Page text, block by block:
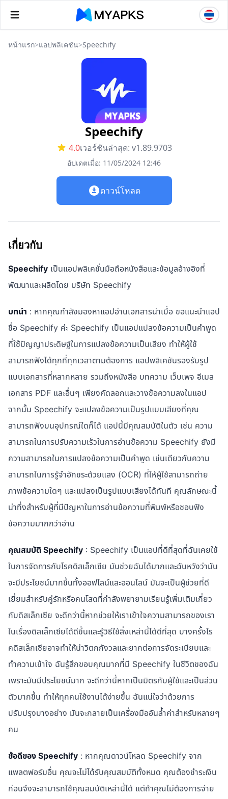
หน้าแรก>แอปพลิเคชัน>Speechify
Speechify
4.0เวอร์ชันล่าสุด: v1.89.9703
อัปเดตเมื่อ: 11/05/2024 12:46
ดาวน์โหลด
เกี่ยวกับ
Speechify เป็นแอปพลิเคชั่นมือถือหนังสือและข้อมูลอ้างอิงที่
พัฒนาและผลิตโดย บริษัท Speechify
บทนำ : หากคุณกำลังมองหาแอปอ่านเอกสารน่าเบื่อ ขอแนะนำแอป
ชื่อ Speechify ค่ะ Speechify เป็นแอปแปลงข้อความเป็นคำพูด
ที่ใช้ปัญญาประดิษฐ์ในการแปลงข้อความเป็นเสียง ทำให้ผู้ใช้
สามารถฟังได้ทุกที่ทุกเวลาตามต้องการ แอปพลิเคชันรองรับรูป
แบบเอกสารที่หลากหลาย รวมถึงหนังสือ บทความ เว็บเพจ อีเมล
เอกสาร PDF และอื่นๆ เพียงคัดลอกและวางข้อความลงในแอป
จากนั้น Speechify จะแปลงข้อความเป็นรูปแบบเสียงที่คุณ
สามารถฟังบนอุปกรณ์ใดก็ได้ แอปนี้มีคุณสมบัติในตัว เช่น ความ
สามารถในการปรับความเร็วในการอ่านข้อความ Speechify ยังมี
ความสามารถในการแปลงข้อความเป็นคำพูด เช่นเดียวกับความ
สามารถในการรู้จำอักขระด้วยแสง (OCR) ที่ให้ผู้ใช้สามารถถ่าย
ภาพข้อความใดๆ และแปลงเป็นรูปแบบเสียงได้ทันที คุณลักษณะนี้
น่าทึ่งสำหรับผู้ที่มีปัญหาในการอ่านข้อความที่พิมพ์หรือชอบฟัง
ข้อความมากกว่าอ่าน
คุณสมบัติ Speechify : Speechify เป็นแอปที่ดีที่สุดที่ฉันเคยใช้
ในการจัดการกับโรคดิสเล็กเซีย มันช่วยฉันได้มากและฉันหวังว่ามัน
จะมีประโยชน์มากขึ้นทั้งออฟไลน์และออนไลน์ มันจะเป็นผู้ช่วยที่ดี
เยี่ยมสำหรับคู่รักหรือคนโสดที่กำลังพยายามเรียนรู้เพิ่มเติมเกี่ยว
กับดิสเล็กเซีย จะดีกว่านี้หากช่วยให้เราเข้าใจความสามารถของเรา
ในเรื่องดิสเล็กเซียได้ดีขึ้นและรู้วิธีใช้สิ่งเหล่านี้ได้ดีที่สุด บางครั้งโร
คดิสเล็กเซียอาจทำให้น่าวิตกกังวลและยากต่อการจัดระเบียบและ
ทำความเข้าใจ ฉันรู้สึกขอบคุณมากที่มี Speechify ในชีวิตของฉัน
เพราะมันมีประโยชน์มาก จะดีกว่านี้หากเป็นมิตรกับผู้ใช้และเป็นส่วน
ตัวมากขึ้น ทำให้ทุกคนใช้งานได้ง่ายขึ้น ฉันแน่ใจว่าด้วยการ
ปรับปรุงบางอย่าง มันจะกลายเป็นเครื่องมืออันล้ำค่าสำหรับหลายๆ
คน
ข้อดีของ Speechify : หากคุณดาวน์โหลด Speechify จาก
แพลตฟอร์มอื่น คุณจะไม่ได้รับคุณสมบัติทั้งหมด คุณต้องชำระเงิน
ก่อนจึงจะสามารถใช้คุณสมบัติเหล่านี้ได้ แต่ถ้าคุณไม่ต้องการจ่าย